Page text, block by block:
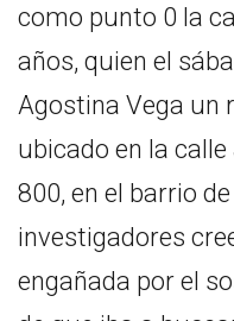
como punto 0 la
años, quien el
Agostina Vega un
ubicado en la
800, en el barrio
investigadores
engañada por el